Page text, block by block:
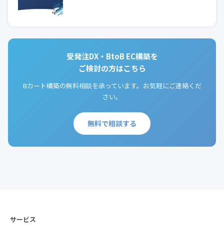
受発注DX・BtoB EC構築を
ご検討の方はこちら
Bカート構築の無料相談を承っています。お気軽にご連絡くだ
さい。
無料で相談する
サービス